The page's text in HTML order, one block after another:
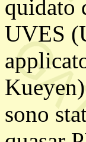
quidato
UVES
sono